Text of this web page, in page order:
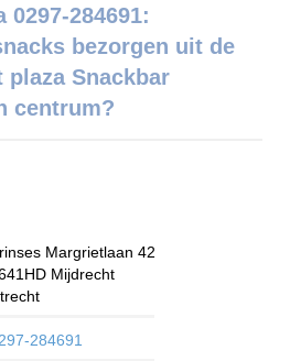
284691:
bezorgen uit de
plaza Snackbar
centrum?
Margrietlaan 42
Mijdrecht
284691